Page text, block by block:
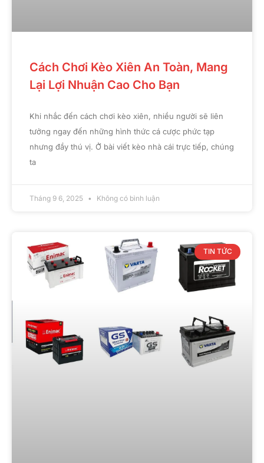
Cách Chơi Kèo Xiên An Toàn, Mang
Lại Lợi Nhuận Cao Cho Bạn
Khi nhắc đến cách chơi kèo xiên, nhiều người sẽ liên
tưởng ngay đến những hình thức cá cược phức tạp
nhưng đầy thú vị. Ở bài viết kèo nhà cái trực tiếp, chúng
ta
Tháng 9 6, 2025 Không có bình luận
TIN TỨC